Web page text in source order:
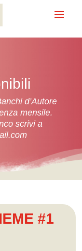
d’Autore
mensile.
scrivi a
#1